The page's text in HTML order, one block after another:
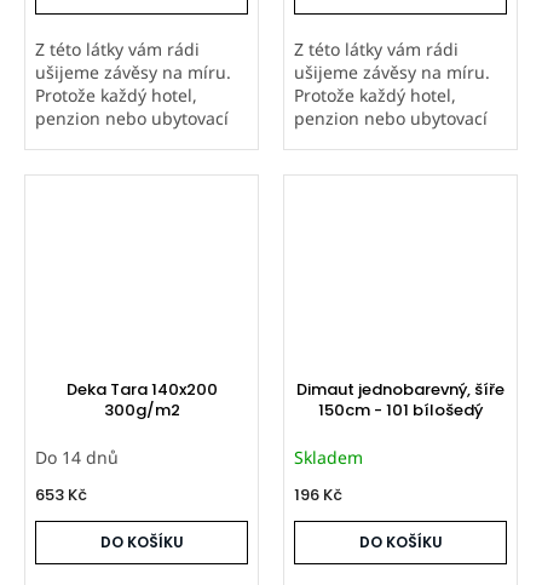
Z této látky vám rádi
ušijeme závěsy na míru.
Protože každý hotel,
penzion nebo ubytovací
Z této látky vám rádi
ušijeme závěsy na míru.
Protože každý hotel,
penzion nebo ubytovací
Deka Tara 140x200
300g/m2
Do 14 dnů
653 Kč
DO KOŠÍKU
Dimaut jednobarevný, šíře
150cm - 101 bílošedý
Skladem
196 Kč
DO KOŠÍKU